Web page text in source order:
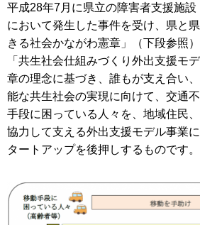
平成28年7月に県立の障害者支援施設
において発生した事件を受け、県と
きる社会かながわ憲章」（下段参照
「共生社会仕組みづくり外出支援モ
章の理念に基づき、誰もが支え合い
能な共生社会の実現に向けて、交通
手段に困っている人々を、地域住民
協力して支える外出支援モデル事業
タートアップを後押しするものです。